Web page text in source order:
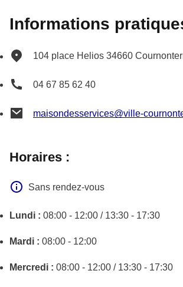
Informations
104 place Helios 34660
04 67 85 62 40
maisondesservices@ville-
Horaires :
Sans rendez-vous
Lundi : 08:00 - 12:00 / 13:30 - 17:30
Mardi : 08:00 - 12:00
Mercredi : 08:00 - 12:00 / 13:30 - 17:30